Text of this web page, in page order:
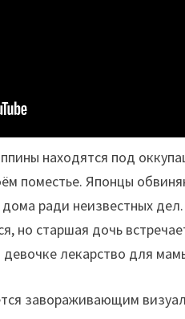
находятся под
поместье. Японцы
ради неизвестных
но старшая дочь
лекарство для
завораживающим